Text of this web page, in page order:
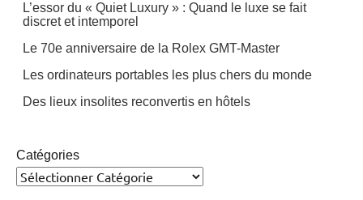
L’essor du « Quiet Luxury » : Quand le luxe se fait
discret et intemporel
Le 70e anniversaire de la Rolex GMT-Master
Les ordinateurs portables les plus chers du monde
Des lieux insolites reconvertis en hôtels
Catégories